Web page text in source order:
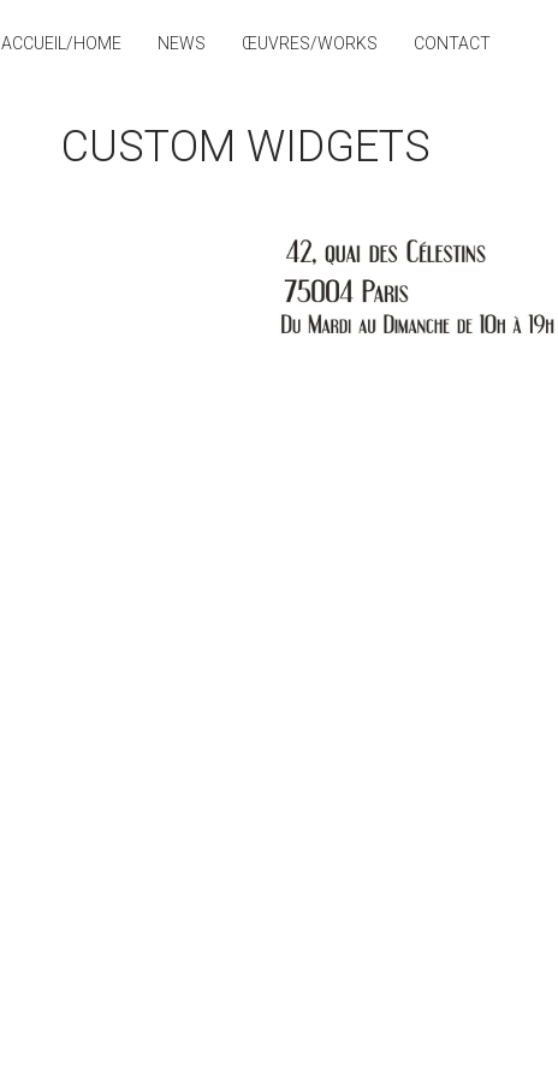
ACCUEIL/HOME NEWS ŒUVRES/WORKS CONTACT
CUSTOM WIDGETS